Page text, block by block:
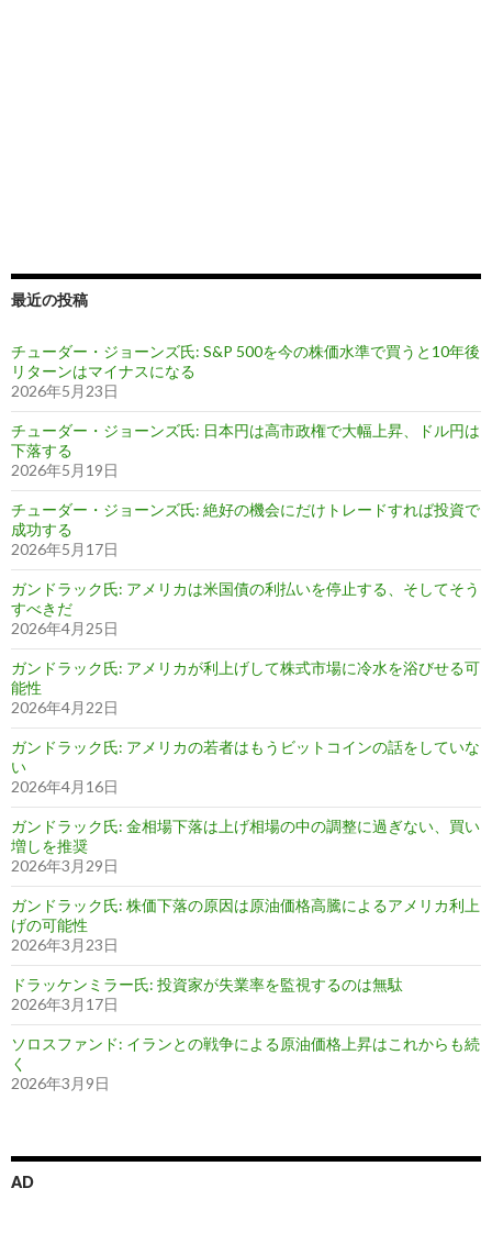
最近の投稿
チューダー・ジョーンズ氏: S&P 500を今の株価水準で買うと10年後
リターンはマイナスになる
2026年5月23日
チューダー・ジョーンズ氏: 日本円は高市政権で大幅上昇、ドル円は
下落する
2026年5月19日
チューダー・ジョーンズ氏: 絶好の機会にだけトレードすれば投資で
成功する
2026年5月17日
ガンドラック氏: アメリカは米国債の利払いを停止する、そしてそう
すべきだ
2026年4月25日
ガンドラック氏: アメリカが利上げして株式市場に冷水を浴びせる可
能性
2026年4月22日
ガンドラック氏: アメリカの若者はもうビットコインの話をしていな
い
2026年4月16日
ガンドラック氏: 金相場下落は上げ相場の中の調整に過ぎない、買い
増しを推奨
2026年3月29日
ガンドラック氏: 株価下落の原因は原油価格高騰によるアメリカ利上
げの可能性
2026年3月23日
ドラッケンミラー氏: 投資家が失業率を監視するのは無駄
2026年3月17日
ソロスファンド: イランとの戦争による原油価格上昇はこれからも続
く
2026年3月9日
AD